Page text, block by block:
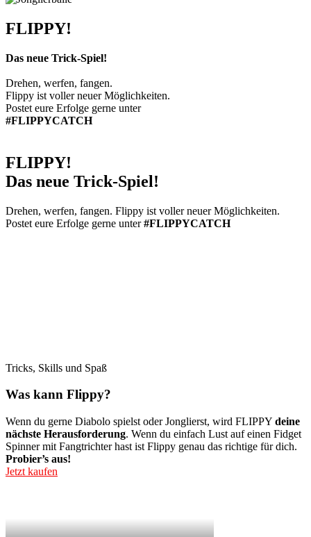
FLIPPY!
Das neue Trick-Spiel!
Drehen, werfen, fangen.
Flippy ist voller neuer Möglichkeiten.
Postet eure Erfolge gerne unter
#FLIPPYCATCH
FLIPPY!
Das neue Trick-Spiel!
Drehen, werfen, fangen. Flippy ist voller neuer Möglichkeiten.
Postet eure Erfolge gerne unter#FLIPPYCATCH
Tricks, Skills und Spaß
Was kann Flippy?
Wenn du gerne Diabolo spielst oder Jonglierst, wird FLIPPY deine
nächste Herausforderung. Wenn du einfach Lust auf einen Fidget
Spinner mit Fangtrichter hast ist Flippy genau das richtige für dich.
Probier’s aus!
Jetzt kaufen